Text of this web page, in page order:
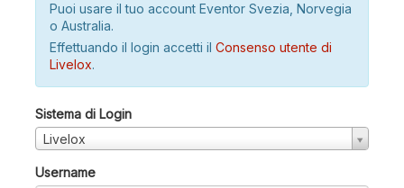
Puoi usare il tuo account Eventor Svezia, Norvegia
o Australia.
Effettuando il login accetti il Consenso utente di
Livelox.
Sistema di Login
Livelox
Username